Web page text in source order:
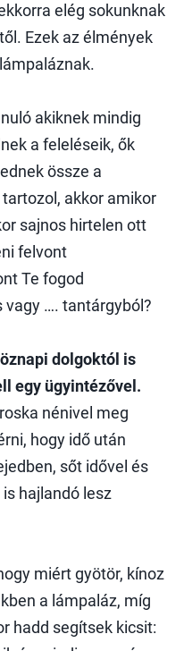
elég sokunknak
Ezek az élmények
akiknek mindig
a feleléseik, ők
össze a
akkor amikor
sajnos hirtelen ott
felvont
Te fogod
vagy …. tantárgyból?
dolgoktól is
egy ügyintézővel.
nénivel meg
hogy idő után
sőt idővel és
hajlandó lesz
miért gyötör, kínoz
a lámpaláz, míg
hadd segítsek kicsit: